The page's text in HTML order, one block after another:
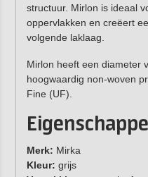
structuur. Mirlon is ideaal
oppervlakken en creëert
volgende laklaag.
Mirlon heeft een diameter
hoogwaardig non-woven
Fine (UF).
Merk: Mirka
Kleur: grijs